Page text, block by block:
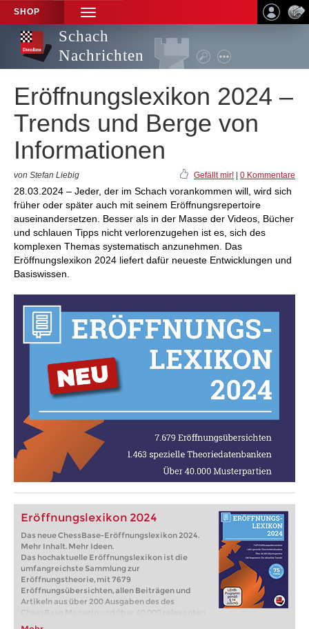
SHOP
TOGGLE
NAVIGATION
Schach
Nachrichten
Eröffnungslexikon 2024 –
Trends und Berge von
Informationen
von Stefan Liebig Gefällt mir! 0 Kommentare
28.03.2024 – Jeder, der im Schach vorankommen will, wird sich
früher oder später auch mit seinem Eröffnungsrepertoire
auseinandersetzen. Besser als in der Masse der Videos, Bücher
und schlauen Tipps nicht verlorenzugehen ist es, sich des
komplexen Themas systematisch anzunehmen. Das
Eröffnungslexikon 2024 liefert dafür neueste Entwicklungen und
Basiswissen.
Eröffnungslexikon 2024
Das neue ChessBase-Eröffnungslexikon 2024.
Mehr Inhalt. Mehr Ideen.
Das hochaktuelle Eröffnungslexikon ist die
umfangreichste Sammlung zur
Eröffnungstheorie, mit 7679
Eröffnungsübersichten, allen Beiträgen und
Artikeln aus über 200 Ausgaben des des
ChessBase Magazin und über 40.000 relevanten
Partien zu allen Eröffnungen. In über 80 Videos